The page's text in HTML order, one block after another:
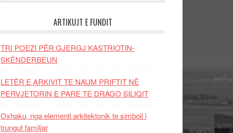
ARTIKUJT E FUNDIT
TRI POEZI PËR GJERGJ KASTRIOTIN-
SKËNDERBEUN
LETËR E ARKIVIT TE NAUM PRIFTIT NË
PERVJETORIN E PARE TE DRAGO SILIQIT
Oxhaku, nga elementi arkitektonik te simboli i
trungut familjar